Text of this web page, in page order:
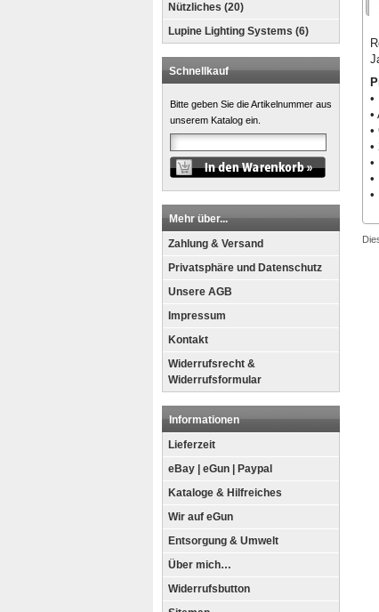
Nützliches (20)
Lupine Lighting Systems (6)
Schnellkauf
Bitte geben Sie die Artikelnummer aus
unserem Katalog ein.
Mehr über...
Zahlung & Versand
Privatsphäre und Datenschutz
Unsere AGB
Impressum
Kontakt
Widerrufsrecht &
Widerrufsformular
Informationen
Lieferzeit
eBay | eGun | Paypal
Kataloge & Hilfreiches
Wir auf eGun
Entsorgung & Umwelt
Über mich…
Widerrufsbutton
•
•
•
•
•
•
•